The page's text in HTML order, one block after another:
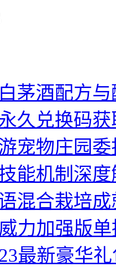
茅酒配方
久兑换码
宠物庄园
能机制深度
混合栽培
力加强版
最新豪华